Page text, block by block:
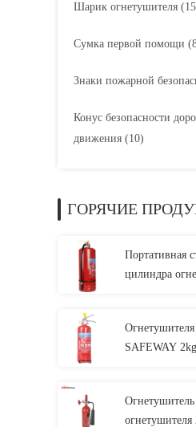
Шарик огнетушителя
Сумка первой помощи
Знаки пожарной
Конус безопасности
движения (10)
ГОРЯЧИЕ
Портативная
цилиндра
SAFEWAY